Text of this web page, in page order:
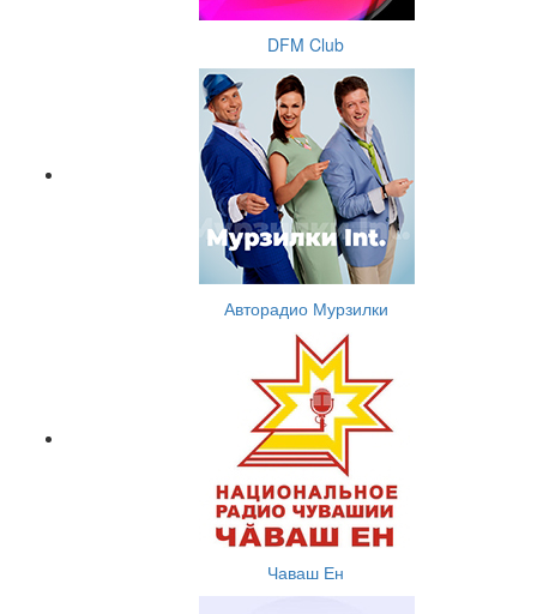
DFM Club
Авторадио Мурзилки
Чаваш Ен